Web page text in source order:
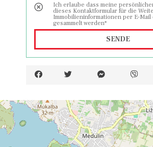
Ich erlaube dass meine
dieses Kontaktformular für die
Immobilieninformationen per E-
gesammelt werden*
SENDE